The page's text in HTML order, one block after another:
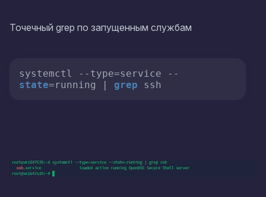
Точечный grep по запущенным службам
systemctl --type=service --
state=running | grep ssh